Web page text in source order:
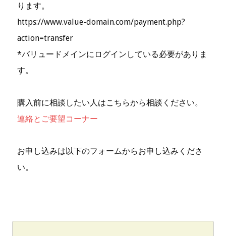
ります。
https://www.value-domain.com/payment.php?
action=transfer
*バリュードメインにログインしている必要がありま
す。
購入前に相談したい人はこちらから相談ください。
連絡とご要望コーナー
お申し込みは以下のフォームからお申し込みくださ
い。